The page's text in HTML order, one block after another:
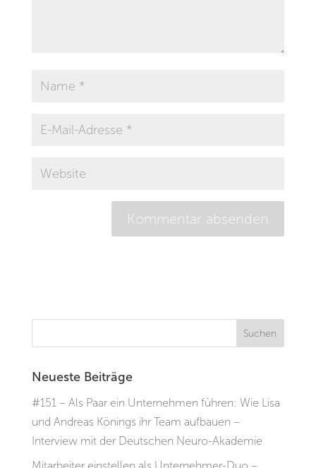
Neueste Beiträge
#151 – Als Paar ein Unternehmen führen: Wie Lisa
und Andreas Könings ihr Team aufbauen –
Interview mit der Deutschen Neuro-Akademie